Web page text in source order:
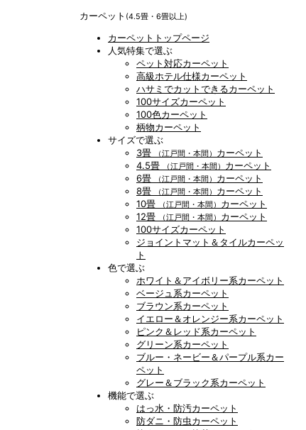
カーペット (4.5畳・6畳以上)
カーペットトップページ
人気特集で選ぶ
ペット対応カーペット
高級ホテル仕様カーペット
ハサミでカットできるカーペット
100サイズカーペット
100色カーペット
柄物カーペット
サイズで選ぶ
3畳
（江戸間・本間） カーペット
4.5畳
（江戸間・本間） カーペット
6畳
（江戸間・本間） カーペット
8畳
（江戸間・本間） カーペット
10畳
（江戸間・本間） カーペット
12畳
（江戸間・本間） カーペット
100サイズカーペット
ジョイントマット＆タイルカーペッ
ト
色で選ぶ
ホワイト＆アイボリー系カーペット
ベージュ系カーペット
ブラウン系カーペット
イエロー＆オレンジー系カーペット
ピンク＆レッド系カーペット
グリーン系カーペット
ブルー・ネービー＆パープル系カー
ペット
グレー＆ブラック系カーペット
機能で選ぶ
はっ水・防汚カーペット
防ダニ・防虫カーペット